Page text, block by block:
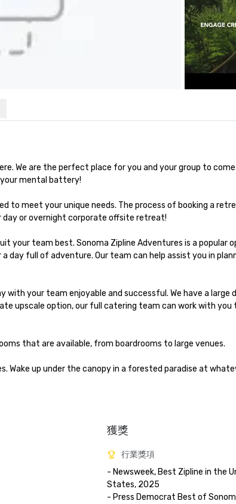
We are the perfect place for you and your group to
mental battery!
to meet your unique needs. The process of booking a
day or overnight corporate offsite retreat!
your team best. Sonoma Zipline Adventures is a popular
day full of adventure. Our team can help assist you in
your team enjoyable and successful. We have a large
upscale option, our full catering team can work with you
that are available, from boardrooms to large venues.
Wake up under the canopy in a forested paradise at
獲獎
行業獎項
- Newsweek, Best Zipline in the
States, 2025
- Press Democrat Best of